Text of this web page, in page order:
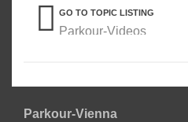
GO TO TOPIC LISTING
Parkour-Videos
Parkour-Vienna